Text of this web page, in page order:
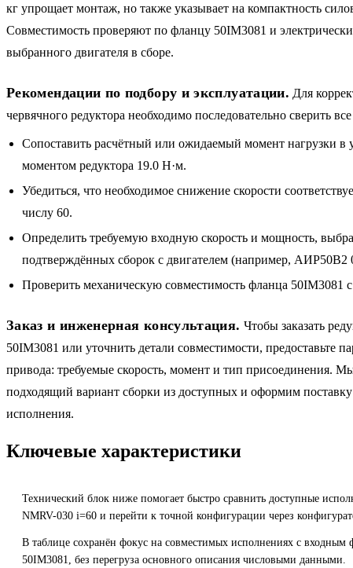
кг упрощает монтаж, но также указывает на компактность
Совместимость проверяют по фланцу 50IM3081 и
выбранного двигателя в сборе.
Рекомендации по подбору и эксплуатации. Для
червячного редуктора необходимо последовательно сверить
Сопоставить расчётный или ожидаемый момент нагрузки в
моментом редуктора 19.0 Н·м.
Убедиться, что необходимое снижение скорости
числу 60.
Определить требуемую входную скорость и мощность,
подтверждённых сборок с двигателем (например, АИР50B2
Проверить механическую совместимость фланца 50IM3081
Заказ и инженерная консультация. Чтобы заказать
50IM3081 или уточнить детали совместимости, предоставьте
привода: требуемые скорость, момент и тип присоединения.
подходящий вариант сборки из доступных и оформим поставку
исполнения.
Ключевые характеристики
Технический блок ниже помогает быстро сравнить доступные
NMRV-030 i=60 и перейти к точной конфигурации через
В таблице сохранён фокус на совместимых исполнениях с входным
50IM3081, без перегруза основного описания числовыми данными.